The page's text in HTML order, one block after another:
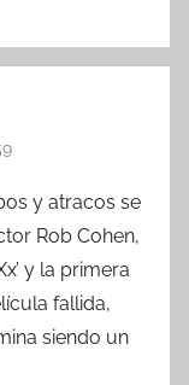
y atracos se
Rob Cohen,
y la primera
fallida,
siendo un